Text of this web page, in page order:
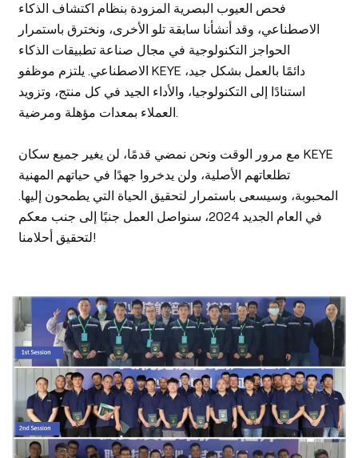
فحص العيوب البصرية المزودة بنظام اكتشاف الذكاء
الاصطناعي، وقد أنشأنا سابقة تلو الأخرى، ونخترق باستمرار
الحواجز التكنولوجية في مجال صناعة تطبيقات الذكاء
الاصطناعي. يلتزم موظفو KEYE دائمًا بالعمل بشكل جيد،
استنادًا إلى التكنولوجيا، والأداء الجيد في كل منتج، وتزويد
العملاء بمعدات مؤهلة ومرضية.
مع مرور الوقت ونحن نمضي قدمًا، لن يغير جميع سكان KEYE
تطلعاتهم الأصلية، ولن يدخروا جهدًا في حياتهم المهنية
المحبوبة، وسيسعى باستمرار لتحقيق الحياة التي يطمحون إليها.
في العام الجديد 2024، سنواصل العمل جنبًا إلى جنب معكم
لتحقيق أحلامنا!